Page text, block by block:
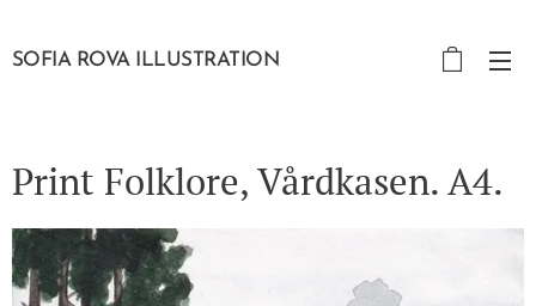
SOFIA ROVA ILLUSTRATION
Print Folklore, Vårdkasen. A4.